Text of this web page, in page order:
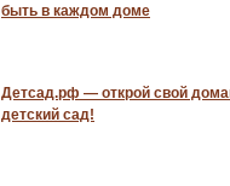
быть в каждом доме
Детсад.рф — открой свой
детский сад!